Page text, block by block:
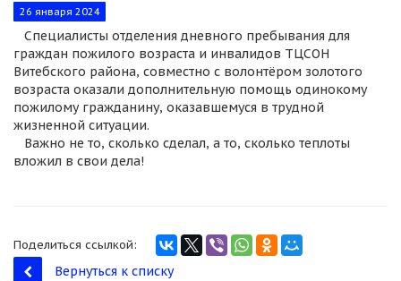
26 января 2024
Специалисты отделения дневного пребывания для
граждан пожилого возраста и инвалидов ТЦСОН
Витебского района, совместно с волонтёром золотого
возраста оказали дополнительную помощь одинокому
пожилому гражданину, оказавшемуся в трудной
жизненной ситуации.
Важно не то, сколько сделал, а то, сколько теплоты
вложил в свои дела!
Поделиться ссылкой:
Вернуться к списку